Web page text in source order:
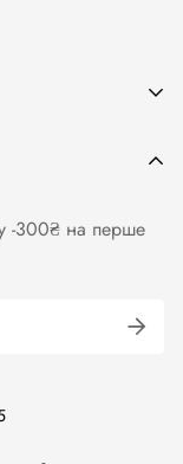
-300₴ на перше